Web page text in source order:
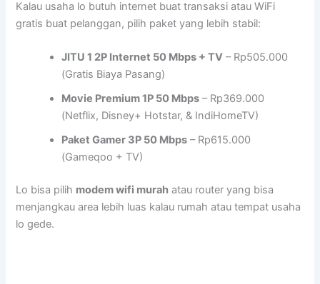
Kalau usaha lo butuh internet buat transaksi atau WiFi
gratis buat pelanggan, pilih paket yang lebih stabil:
JITU 1 2P Internet 50 Mbps + TV – Rp505.000
(Gratis Biaya Pasang)
Movie Premium 1P 50 Mbps – Rp369.000
(Netflix, Disney+ Hotstar, & IndiHomeTV)
Paket Gamer 3P 50 Mbps – Rp615.000
(Gameqoo + TV)
Lo bisa pilih modem wifi murah atau router yang bisa
menjangkau area lebih luas kalau rumah atau tempat usaha
lo gede.